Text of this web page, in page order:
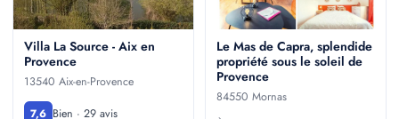
Villa La Source - Aix en
Provence
13540 Aix-en-Provence
7,6 Bien · 29 avis
Le Mas de Capra, splendide
propriété sous le soleil de
Provence
84550 Mornas